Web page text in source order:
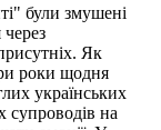
були змушені
Як
роки щодня
українських
супроводів на